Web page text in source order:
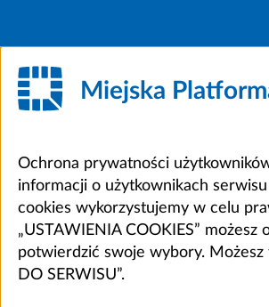
Miejska
Ochrona prywatności
informacji o użytkownikach
cookies wykorzystujemy w celu
„USTAWIENIA COOKIES”
potwierdzić swoje wybory. Możesz
DO SERWISU”.